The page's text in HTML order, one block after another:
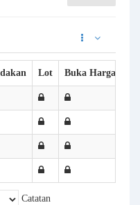
Lot Buka Harga
Catatan